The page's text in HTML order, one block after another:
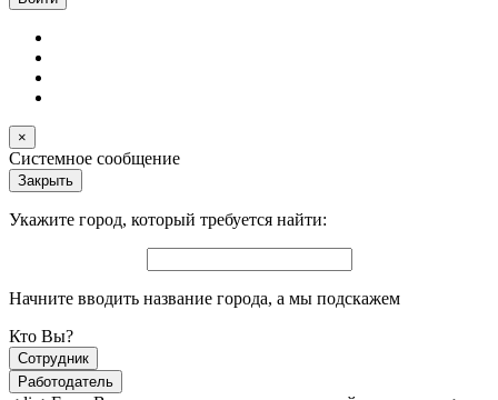
×
Системное сообщение
Закрыть
Укажите город, который требуется найти:
Начните вводить название города, а мы подскажем
Кто Вы?
Сотрудник
Работодатель